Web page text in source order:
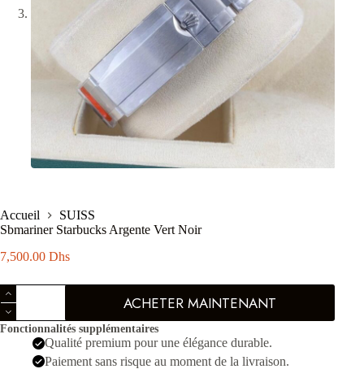
Accueil
SUISS
Sbmariner Starbucks Argente Vert Noir
7,500.00 Dhs
quantité
de
Sbmariner
Starbucks
Argente
ACHETER MAINTENANT
Fonctionnalités supplémentaires
Qualité premium pour une élégance durable.
Paiement sans risque au moment de la livraison.